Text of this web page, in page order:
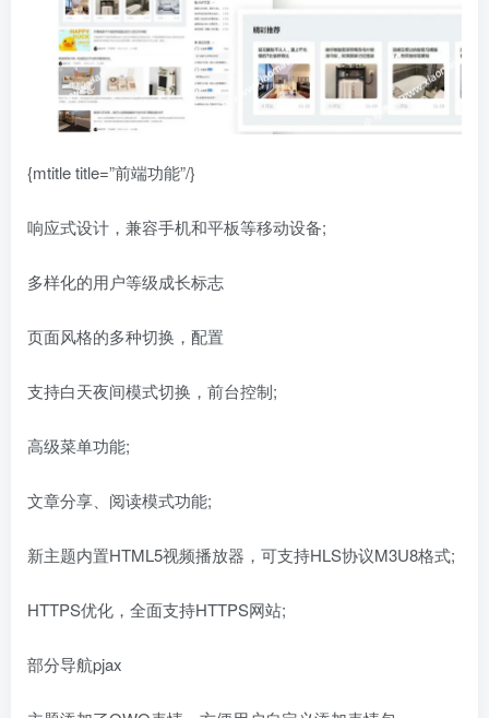
{mtitle title=”前端功能”/}
响应式设计，兼容手机和平板等移动设备;
多样化的用户等级成长标志
页面风格的多种切换，配置
支持白天夜间模式切换，前台控制;
高级菜单功能;
文章分享、阅读模式功能;
新主题内置HTML5视频播放器，可支持HLS协议M3U8格式;
HTTPS优化，全面支持HTTPS网站;
部分导航pjax